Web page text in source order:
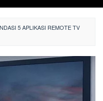
5 APLIKASI REMOTE TV